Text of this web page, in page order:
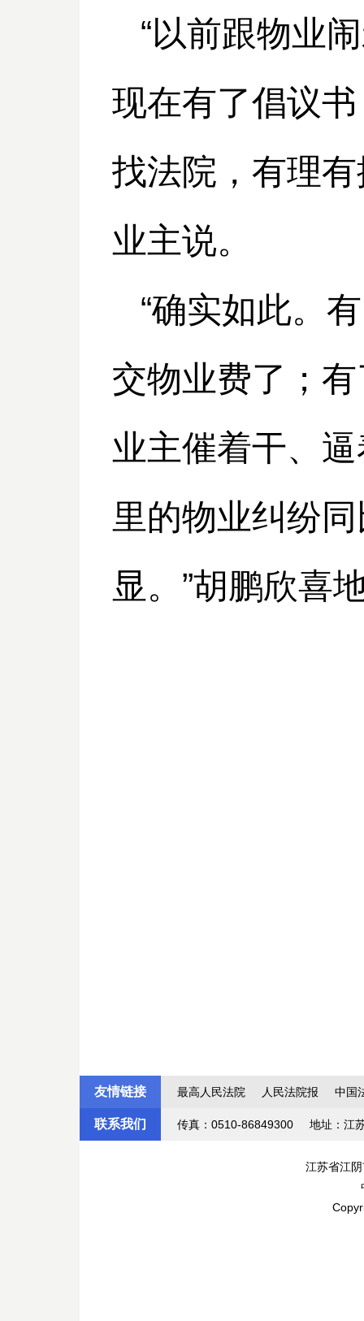
“以前跟物业
现在有了倡议
找法院，有理
业主说。
“确实如此。
交物业费了；有
业主催着干、
里的物业纠纷
显。”胡鹏欣喜
友情链接 最高人民法院 人民法院报 中国
联系我们 传真：0510-86849300 地址：江
江苏省江